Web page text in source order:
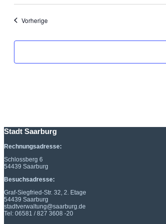
VorherigeVeranstaltungen
Stadt Saarburg
Rechnungsadresse:
Schlossberg 6
54439 Saarburg
Besuchsadresse:
Graf-Siegfried-Str. 32, 2. Etage
54439 Saarburg
stadtverwaltung@saarburg.de
Tel: 06581 / 827 3608 -20